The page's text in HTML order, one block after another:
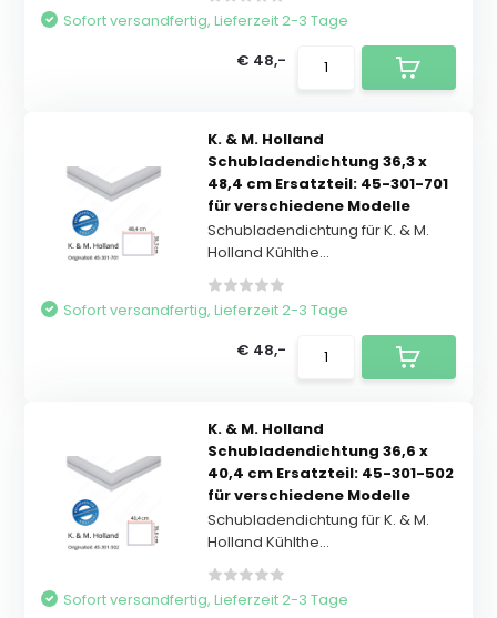
Sofort versandfertig, Lieferzeit 2-3 Tage
€ 48,-
K. & M. Holland
Schubladendichtung 36,3 x
48,4 cm Ersatzteil: 45-301-701
für verschiedene Modelle
Schubladendichtung für K. & M.
Holland Kühlthe...
Sofort versandfertig, Lieferzeit 2-3 Tage
€ 48,-
K. & M. Holland
Schubladendichtung 36,6 x
40,4 cm Ersatzteil: 45-301-502
für verschiedene Modelle
Schubladendichtung für K. & M.
Holland Kühlthe...
Sofort versandfertig, Lieferzeit 2-3 Tage